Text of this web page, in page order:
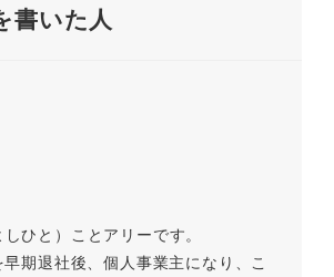
書いた人
ひと）ことアリーです。
期退社後、個人事業主になり、こ